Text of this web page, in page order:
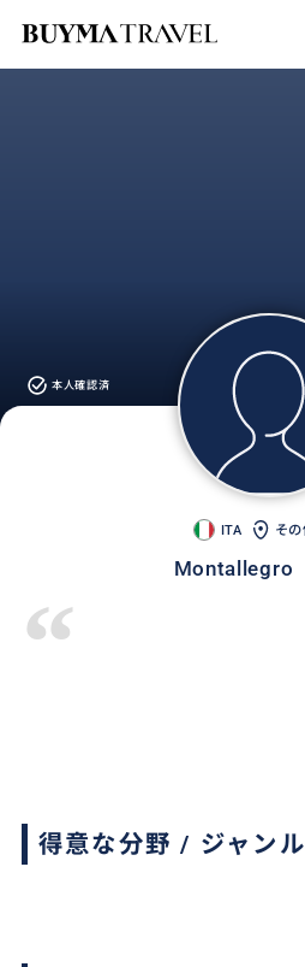
本人確認済
ITA そ
Montallegro
“
得意な分野 / ジャンル